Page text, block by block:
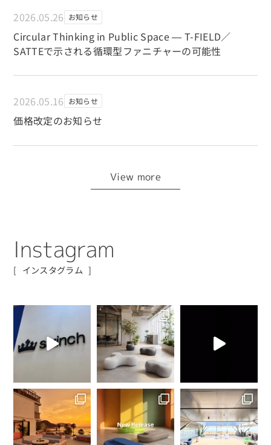
2026.05.26 お知らせ
Circular Thinking in Public Space ― T-FIELD／
SATTEで示される循環型ファニチャーの可能性
2026.05.16 お知らせ
価格改定のお知らせ
View more
Instagram
インスタグラム